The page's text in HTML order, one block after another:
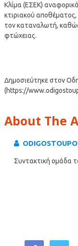
Κλίμα (ΕΣΕΚ)
κτιριακού
τον καταναλωτή,
φτώχειας.
Δημοσιεύτηκε στον
(https://
About The
Συντακτική ομάδα